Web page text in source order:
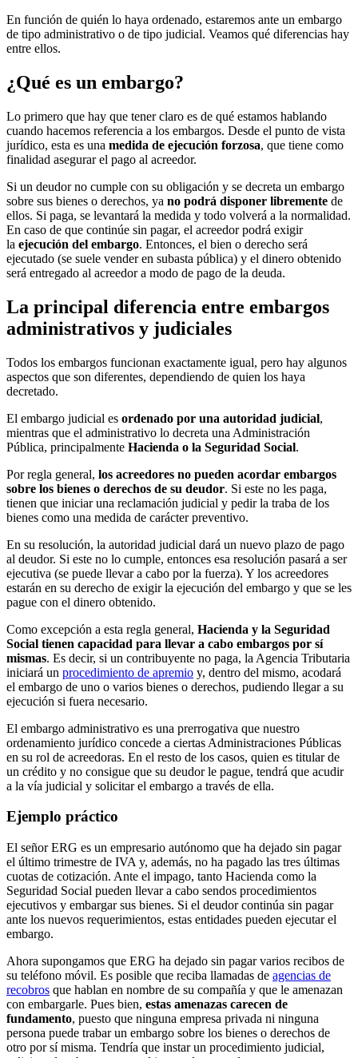
En función de quién lo haya ordenado, estaremos ante un embargo
de tipo administrativo o de tipo judicial. Veamos qué diferencias hay
entre ellos.
¿Qué es un embargo?
Lo primero que hay que tener claro es de qué estamos hablando
cuando hacemos referencia a los embargos. Desde el punto de vista
jurídico, esta es una medida de ejecución forzosa, que tiene como
finalidad asegurar el pago al acreedor.
Si un deudor no cumple con su obligación y se decreta un embargo
sobre sus bienes o derechos, ya no podrá disponer libremente de
ellos. Si paga, se levantará la medida y todo volverá a la normalidad.
En caso de que continúe sin pagar, el acreedor podrá exigir
la ejecución del embargo. Entonces, el bien o derecho será
ejecutado (se suele vender en subasta pública) y el dinero obtenido
será entregado al acreedor a modo de pago de la deuda.
La principal diferencia entre embargos
administrativos y judiciales
Todos los embargos funcionan exactamente igual, pero hay algunos
aspectos que son diferentes, dependiendo de quien los haya
decretado.
El embargo judicial es ordenado por una autoridad judicial,
mientras que el administrativo lo decreta una Administración
Pública, principalmente Hacienda o la Seguridad Social.
Por regla general, los acreedores no pueden acordar embargos
sobre los bienes o derechos de su deudor. Si este no les paga,
tienen que iniciar una reclamación judicial y pedir la traba de los
bienes como una medida de carácter preventivo.
En su resolución, la autoridad judicial dará un nuevo plazo de pago
al deudor. Si este no lo cumple, entonces esa resolución pasará a ser
ejecutiva (se puede llevar a cabo por la fuerza). Y los acreedores
estarán en su derecho de exigir la ejecución del embargo y que se les
pague con el dinero obtenido.
Como excepción a esta regla general, Hacienda y la Seguridad
Social tienen capacidad para llevar a cabo embargos por sí
mismas. Es decir, si un contribuyente no paga, la Agencia Tributaria
iniciará un procedimiento de apremio y, dentro del mismo, acodará
el embargo de uno o varios bienes o derechos, pudiendo llegar a su
ejecución si fuera necesario.
El embargo administrativo es una prerrogativa que nuestro
ordenamiento jurídico concede a ciertas Administraciones Públicas
en su rol de acreedoras. En el resto de los casos, quien es titular de
un crédito y no consigue que su deudor le pague, tendrá que acudir
a la vía judicial y solicitar el embargo a través de ella.
Ejemplo práctico
El señor ERG es un empresario autónomo que ha dejado sin pagar
el último trimestre de IVA y, además, no ha pagado las tres últimas
cuotas de cotización. Ante el impago, tanto Hacienda como la
Seguridad Social pueden llevar a cabo sendos procedimientos
ejecutivos y embargar sus bienes. Si el deudor continúa sin pagar
ante los nuevos requerimientos, estas entidades pueden ejecutar el
embargo.
Ahora supongamos que ERG ha dejado sin pagar varios recibos de
su teléfono móvil. Es posible que reciba llamadas de agencias de
recobros que hablan en nombre de su compañía y que le amenazan
con embargarle. Pues bien, estas amenazas carecen de
fundamento, puesto que ninguna empresa privada ni ninguna
persona puede trabar un embargo sobre los bienes o derechos de
otro por sí misma. Tendría que instar un procedimiento judicial,